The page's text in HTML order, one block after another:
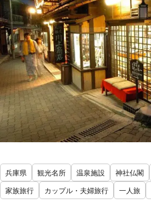
兵庫県 観光名所 温泉施設 神社仏閣
家族旅行
カップル・夫婦旅行 一人旅